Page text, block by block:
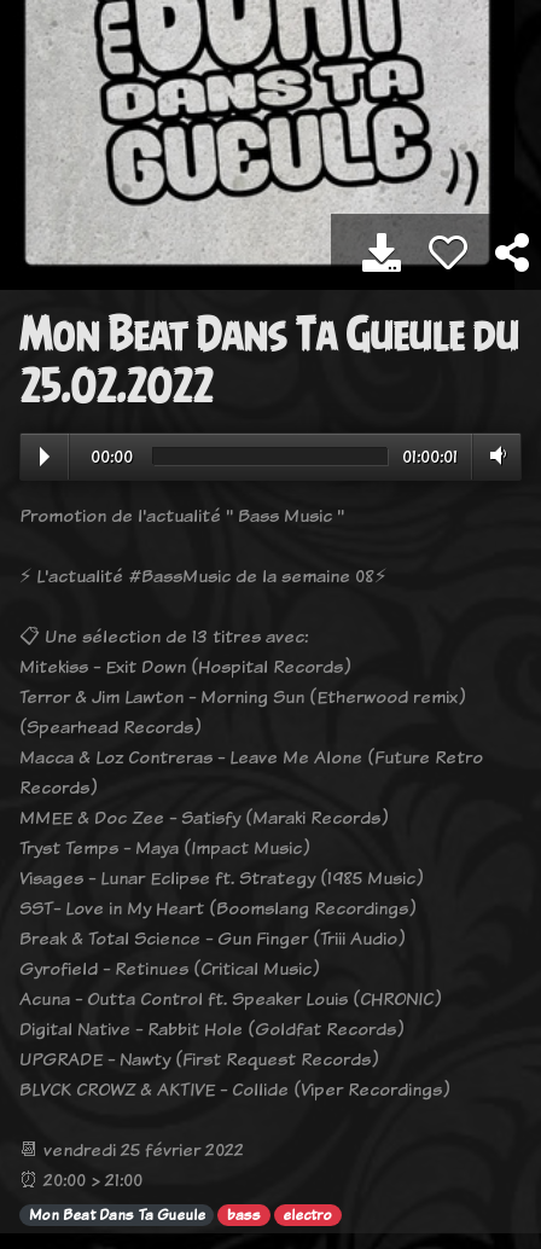
Mon Beat Dans Ta Gueule du
25.02.2022
00:00 01:00:01
Promotion de l'actualité " Bass Music "
⚡️ L'actualité #BassMusic de la semaine 08⚡
📋 Une sélection de 13 titres avec:
Mitekiss - Exit Down (Hospital Records)
Terror & Jim Lawton - Morning Sun (Etherwood remix)
(Spearhead Records)
Macca & Loz Contreras - Leave Me Alone (Future Retro
Records)
MMEE & Doc Zee - Satisfy (Maraki Records)
Tryst Temps - Maya (Impact Music)
Visages - Lunar Eclipse ft. Strategy (1985 Music)
SST- Love in My Heart (Boomslang Recordings)
Break & Total Science - Gun Finger (Triii Audio)
Gyrofield - Retinues (Critical Music)
Acuna - Outta Control ft. Speaker Louis (CHRONIC)
Digital Native - Rabbit Hole (Goldfat Records)
UPGRADE - Nawty (First Request Records)
BLVCK CROWZ & AKTIVE - Collide (Viper Recordings)
📆 vendredi 25 février 2022
⏰ 20:00 > 21:00
Mon Beat Dans Ta Gueule bass electro